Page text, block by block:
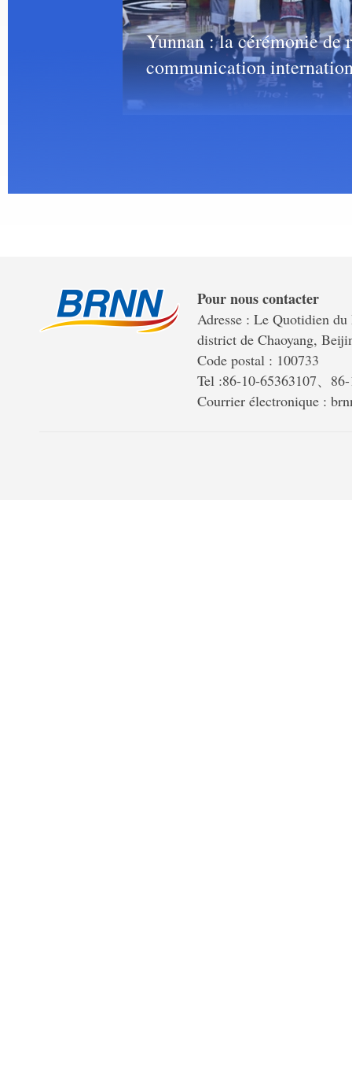
Yunnan : la cérémonie de
communication
Pour nous contacter
Adresse : Le Quotidien
district de Chaoyang,
Code postal : 100733
Tel :86-10-65363107、
Courrier électronique :